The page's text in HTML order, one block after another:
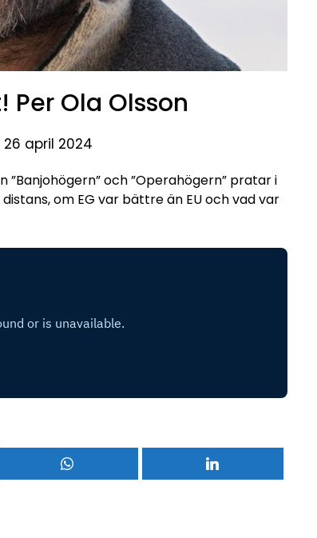
Ola Olsson
april 2024
och ”Operahögern” pratar i
om EG var bättre än EU och vad var